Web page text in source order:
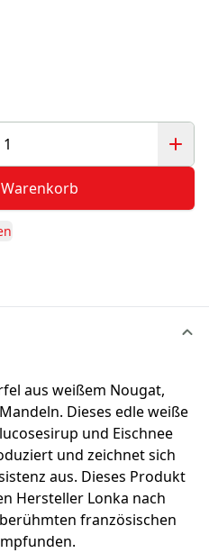
aus weißem Nougat,
Dieses edle weiße
und Eischnee
und zeichnet sich
aus. Dieses Produkt
Hersteller Lonka nach
französischen